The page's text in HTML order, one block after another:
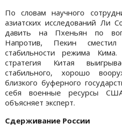
По словам научного
азиатских исследований Ли
давить на Пхеньян по
Напротив, Пекин
стабильности режима Кима.
стратегия Китая
стабильного, хорошо
близкого буферного
себя военные ресурсы
объясняет эксперт.
Сдерживание России